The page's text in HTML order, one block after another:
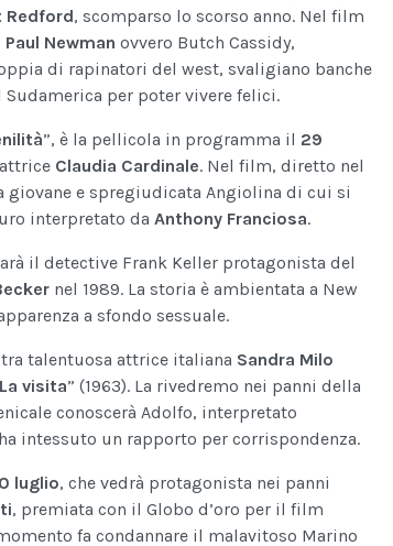
Redford, scomparso lo scorso anno. Nel film
Paul Newman ovvero Butch Cassidy,
di rapinatori del west, svaligiano banche
per poter vivere felici.
”, è la pellicola in programma il 29
Claudia Cardinale. Nel film, diretto nel
e spregiudicata Angiolina di cui si
interpretato da Anthony Franciosa.
il detective Frank Keller protagonista del
nel 1989. La storia è ambientata a New
a sfondo sessuale.
talentuosa attrice italiana Sandra Milo
La visita” (1963). La rivedremo nei panni della
conoscerà Adolfo, interpretato
intessuto un rapporto per corrispondenza.
luglio, che vedrà protagonista nei panni
, premiata con il Globo d’oro per il film
fa condannare il malavitoso Marino